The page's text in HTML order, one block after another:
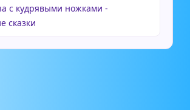
с кудрявыми ножками -
сказки